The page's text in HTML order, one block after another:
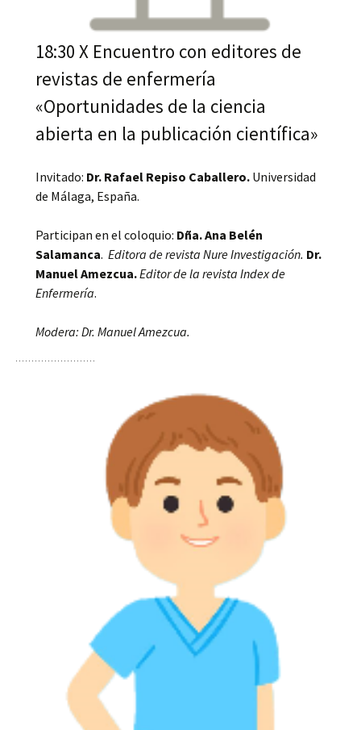
18:30 X Encuentro con editores de
revistas de enfermería
«Oportunidades de la ciencia
abierta en la publicación científica»
Invitado: Dr. Rafael Repiso Caballero. Universidad
de Málaga, España.
Participan en el coloquio: Dña. Ana Belén
Salamanca. Editora de revista Nure Investigación. Dr.
Manuel Amezcua.Editor de la revista Index de
Enfermería.
Modera: Dr. Manuel Amezcua.